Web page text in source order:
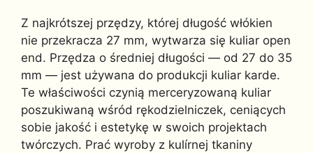
Z najkrótszej przędzy, której długość włókien
nie przekracza 27 mm, wytwarza się kuliar open
end. Przędza o średniej długości — od 27 do 35
mm — jest używana do produkcji kuliar karde.
Te właściwości czynią merceryzowaną kuliar
poszukiwaną wśród rękodzielniczek, ceniących
sobie jakość i estetykę w swoich projektach
twórczych. Prać wyroby z kulírnej tkaniny